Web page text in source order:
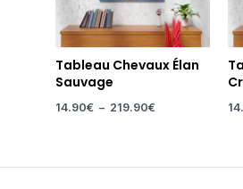
Tableau Chevaux Élan
Sauvage
14.90€ – 219.90€